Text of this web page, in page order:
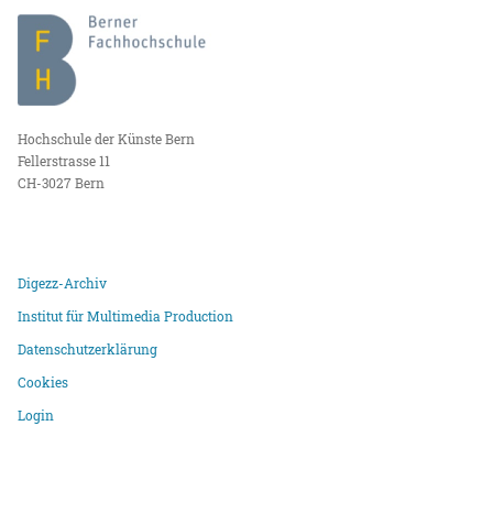
Hochschule der Künste Bern
Fellerstrasse 11
CH-3027 Bern
Digezz-Archiv
Institut für Multimedia Production
Datenschutzerklärung
Cookies
Login